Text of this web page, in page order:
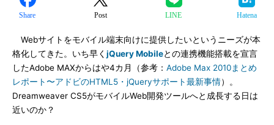
Share Post LINE Hatena
Webサイトをモバイル端末向けに提供したいというニーズが本
格化してきた。いち早く jQuery Mobileとの連携機能搭載を宣言
したAdobe MAXからはや4カ月（参考： Adobe Max 2010まとめ
レポート〜アドビのHTML5・jQueryサポート最新事情）。
Dreamweaver CS5がモバイルWeb開発ツールへと成長する日は
近いのか？